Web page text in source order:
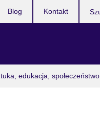
edukacja, społeczeństwo
Blog Kontakt